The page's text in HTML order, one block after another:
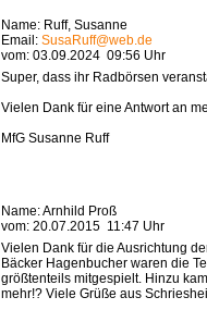
Name: Ruff, Susanne
Email: SusaRuff@web.de
vom: 03.09.2024 09:56 Uhr
Super, dass ihr Radbörsen
Vielen Dank für eine Antwort an
MfG Susanne Ruff
Name: Arnhild Proß
vom: 20.07.2015 11:47 Uhr
Vielen Dank für die Ausrichtung
Bäcker Hagenbucher waren die
größtenteils mitgespielt. Hinzu
mehr!? Viele Grüße aus